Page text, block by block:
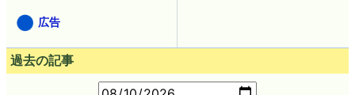
広告
過去の記事